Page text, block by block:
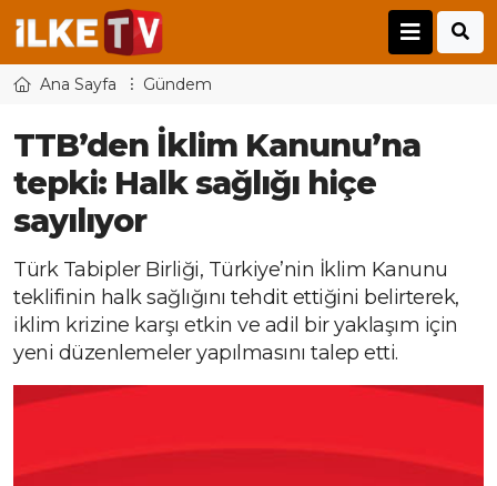
Ana Sayfa Gündem
TTB’den İklim Kanunu’na
tepki: Halk sağlığı hiçe
sayılıyor
Türk Tabipler Birliği, Türkiye’nin İklim Kanunu
teklifinin halk sağlığını tehdit ettiğini belirterek,
iklim krizine karşı etkin ve adil bir yaklaşım için
yeni düzenlemeler yapılmasını talep etti.